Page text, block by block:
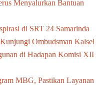
Menyalurkan Bantuan
di SRT 24 Samarinda
Ombudsman Kalsel
di Hadapan Komisi XII
MBG, Pastikan Layanan